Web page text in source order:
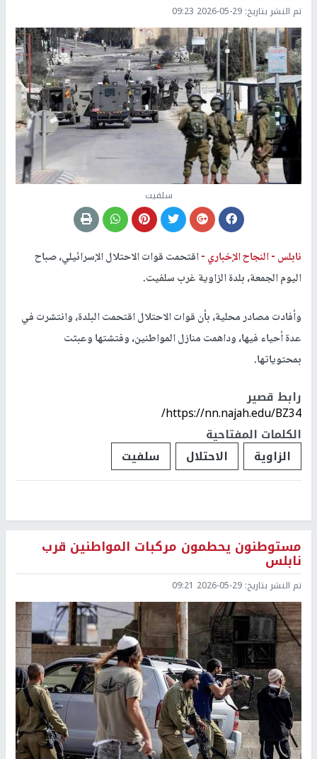
تم النشر بتاريخ: 2026-05-29 09:23
سلفيت
نابلس -النجاح الإخباري -اقتحمت قوات الاحتلال الإسرائيلي، صباح
اليوم الجمعة، بلدة الزاوية غرب سلفيت.
وأفادت مصادر محلية، بأن قوات الاحتلال اقتحمت البلدة، وانتشرت في
عدة أحياء فيها، وداهمت منازل المواطنين، وفتشتها وعبثت
بمحتوياتها.
رابط قصير
https://nn.najah.edu/BZ34/
الكلمات المفتاحية
الزاوية
الاحتلال سلفيت
مستوطنون يحطمون مركبات المواطنين قرب
نابلس
تم النشر بتاريخ: 2026-05-29 09:21